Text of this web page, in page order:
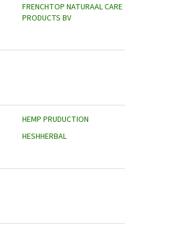
FRENCHTOP NATURAAL CARE
PRODUCTS BV
HEMP PRUDUCTION
HESHHERBAL